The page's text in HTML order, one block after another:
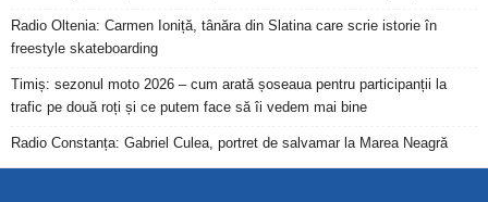
Radio Oltenia: Carmen Ioniță, tânăra din Slatina care scrie istorie în
freestyle skateboarding
Timiș: sezonul moto 2026 – cum arată șoseaua pentru participanții la
trafic pe două roți și ce putem face să îi vedem mai bine
Radio Constanța: Gabriel Culea, portret de salvamar la Marea Neagră